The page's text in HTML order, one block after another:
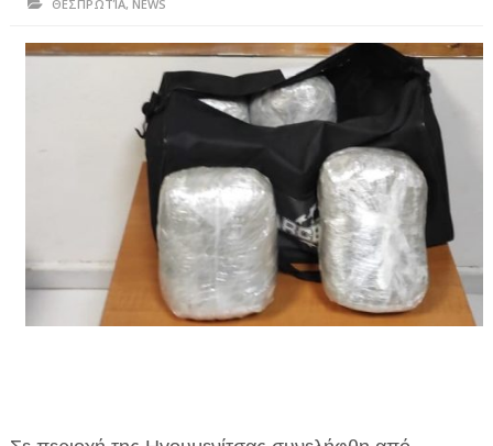
ΗΠΕΙΡΟΣ
ΠΡΕΒΕΖΑ
ΙΩΑΝΝΙΝΑ
ΘΕΣΠΡΩΤΙΑ
ΙΟΝΙΑ ΝΗΣΙΑ
ΚΑΙ ΕΛΛΑΔΑ
ΥΓΕΙΑ-ΟΜΟΡΦΙΑ
ΘΕΣΠΡΩΤΊΑ, NEWS